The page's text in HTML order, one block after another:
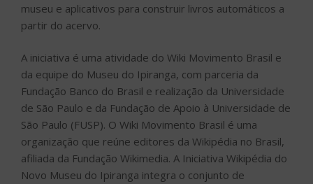
museu e aplicativos para construir livros automáticos a
partir do acervo.
A iniciativa é uma atividade do Wiki Movimento Brasil e
da equipe do Museu do Ipiranga, com parceria da
Fundação Banco do Brasil e realização da Universidade
de São Paulo e da Fundação de Apoio à Universidade de
São Paulo (FUSP). O Wiki Movimento Brasil é uma
organização que reúne editores da Wikipédia no Brasil,
afiliada da Fundação Wikimedia. A Iniciativa Wikipédia do
Novo Museu do Ipiranga integra o conjunto de